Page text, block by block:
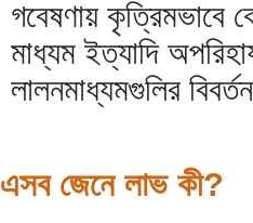
গবেষণায় কৃত্রিমভাবে
মাধ্যম ইত্যাদি
লালনমাধ্যমগুলির
এসব জেনে লাভ কী?